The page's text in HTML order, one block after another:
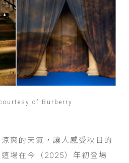
of Burberry.
爽的天氣，讓人感受秋日的
場在今（2025）年初登場